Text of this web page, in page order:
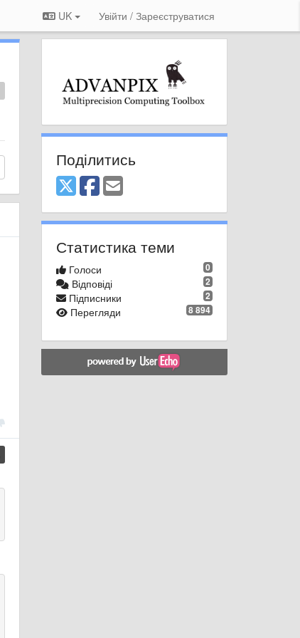
UK Увійти / Зареєструватися
Поділитись
Статистика теми
0
Голоси
2
Відповіді
2
Підписники
8 894
Перегляди